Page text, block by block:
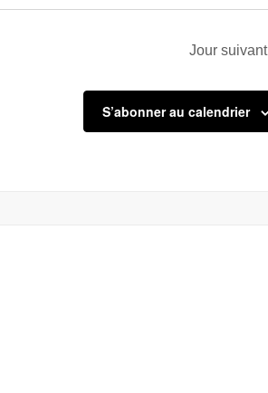
Jour suivant
S’abonner au calendrier